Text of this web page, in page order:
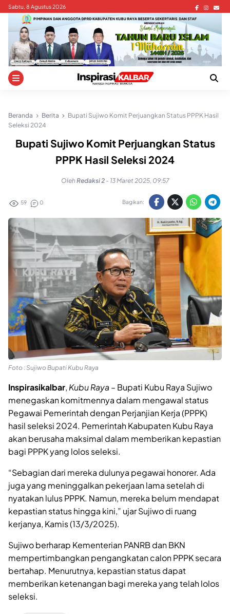
Skip
content
Sabtu, 8 Agustus 2026
Beranda Berita
Bupati Sujiwo Komit Perjuangkan Status PPPK Hasil
Seleksi 2024
Bupati Sujiwo Komit Perjuangkan Status
PPPK Hasil Seleksi 2024
OlehRedaksi 2 - 13 Maret 2025, 09:57
59 0 Bagikan:
Foto : Sujiwo Bupati Kubu Raya
Inspirasikalbar, Kubu Raya – Bupati Kubu Raya Sujiwo
menegaskan komitmennya dalam mengawal status
Pegawai Pemerintah dengan Perjanjian Kerja (PPPK)
hasil seleksi 2024. Pemerintah Kabupaten Kubu Raya
akan berusaha maksimal dalam memberikan kepastian
bagi PPPK yang lolos seleksi.
“Sebagian dari mereka dulunya pegawai honorer. Ada
juga yang meninggalkan pekerjaan lama setelah di
nyatakan lulus PPPK. Namun, mereka belum mendapat
kepastian status hingga kini,” ujar Sujiwo di ruang
kerjanya, Kamis (13/3/2025).
Sujiwo berharap Kementerian PANRB dan BKN
mempertimbangkan pengangkatan calon PPPK secara
bertahap. Menurutnya, kepastian status dapat
memberikan ketenangan bagi mereka yang telah lolos
seleksi.